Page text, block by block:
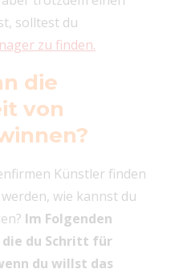
solltest du
zu finden.
die
von
Künstler finden
wie kannst du
Im Folgenden
du Schritt für
du willst das